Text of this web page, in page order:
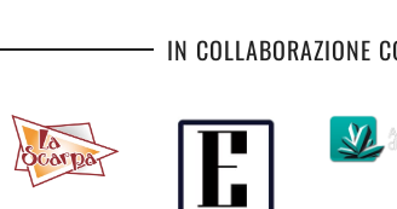
IN COLLABORAZIONE